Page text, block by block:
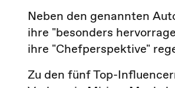
Neben den genannten
ihre "besonders
ihre "Chefperspektive"
Zu den fünf Top-